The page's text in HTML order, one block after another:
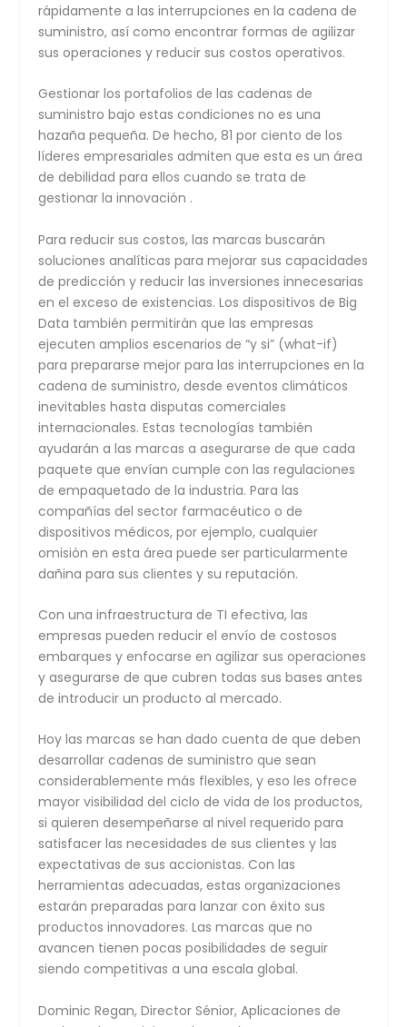
rápidamente a las interrupciones en la cadena de
suministro, así como encontrar formas de agilizar
sus operaciones y reducir sus costos operativos.
Gestionar los portafolios de las cadenas de
suministro bajo estas condiciones no es una
hazaña pequeña. De hecho, 81 por ciento de los
líderes empresariales admiten que esta es un área
de debilidad para ellos cuando se trata de
gestionar la innovación .
Para reducir sus costos, las marcas buscarán
soluciones analíticas para mejorar sus capacidades
de predicción y reducir las inversiones innecesarias
en el exceso de existencias. Los dispositivos de Big
Data también permitirán que las empresas
ejecuten amplios escenarios de “y si” (what-if)
para prepararse mejor para las interrupciones en la
cadena de suministro, desde eventos climáticos
inevitables hasta disputas comerciales
internacionales. Estas tecnologías también
ayudarán a las marcas a asegurarse de que cada
paquete que envían cumple con las regulaciones
de empaquetado de la industria. Para las
compañías del sector farmacéutico o de
dispositivos médicos, por ejemplo, cualquier
omisión en esta área puede ser particularmente
dañina para sus clientes y su reputación.
Con una infraestructura de TI efectiva, las
empresas pueden reducir el envío de costosos
embarques y enfocarse en agilizar sus operaciones
y asegurarse de que cubren todas sus bases antes
de introducir un producto al mercado.
Hoy las marcas se han dado cuenta de que deben
desarrollar cadenas de suministro que sean
considerablemente más flexibles, y eso les ofrece
mayor visibilidad del ciclo de vida de los productos,
si quieren desempeñarse al nivel requerido para
satisfacer las necesidades de sus clientes y las
expectativas de sus accionistas. Con las
herramientas adecuadas, estas organizaciones
estarán preparadas para lanzar con éxito sus
productos innovadores. Las marcas que no
avancen tienen pocas posibilidades de seguir
siendo competitivas a una escala global.
Dominic Regan, Director Sénior, Aplicaciones de